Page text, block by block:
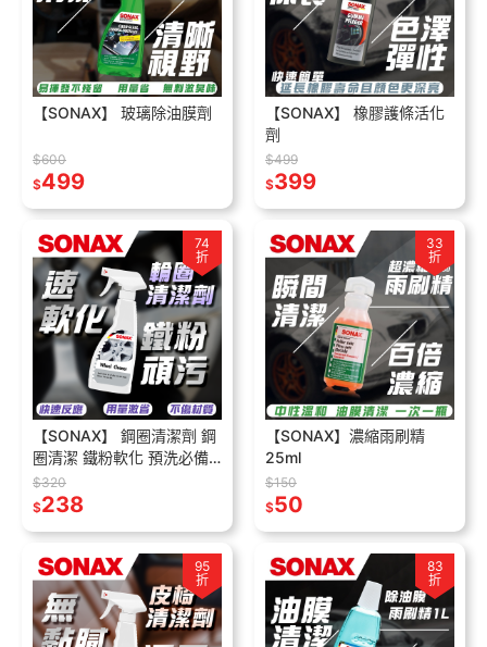
【SONAX】 玻璃除油膜劑
$600
$499
【SONAX】 橡膠護條活化
劑
$499
$399
74
折
【SONAX】 鋼圈清潔劑 鋼
圈清潔 鐵粉軟化 預洗必備
溫和 無酸 去汙 德國進口
$320
$238
33
折
【SONAX】濃縮雨刷精
25ml
$150
$50
95
折
83
折